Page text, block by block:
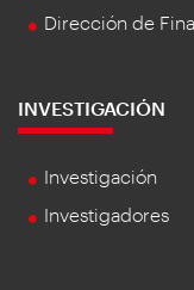
Dirección de
INVESTIGACIÓN
Investigación
Investigadores